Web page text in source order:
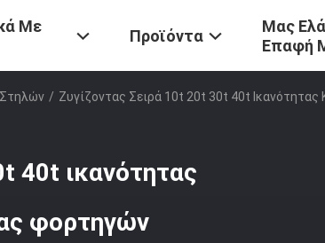
Με
Προϊόντα
Μας
Επαφή
/ Ζυγίζοντας Σειρά 10t 20t 30t 40t
40t ικανότητας
φορτηγών